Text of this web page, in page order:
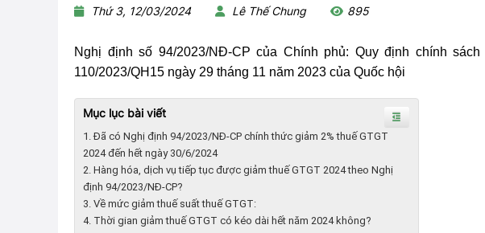
Thứ 3, 12/03/2024 Lê Thế Chung 895
Nghị định số 94/2023/NĐ-CP của Chính phủ: Quy định chính
110/2023/QH15 ngày 29 tháng 11 năm 2023 của Quốc hội
Mục lục bài viết
1. Đã có Nghị định 94/2023/NĐ-CP chính thức giảm 2% thuế GTGT
2024 đến hết ngày 30/6/2024
2. Hàng hóa, dịch vụ tiếp tục được giảm thuế GTGT 2024 theo Nghị
định 94/2023/NĐ-CP?
3. Về mức giảm thuế suất thuế GTGT:
4. Thời gian giảm thuế GTGT có kéo dài hết năm 2024 không?